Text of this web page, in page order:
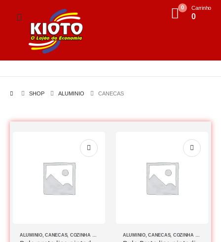
0 Carrinho
0
SHOP ALUMINIO CANECAS
ALUMINIO,CANECAS, COZINHA DIVERSOS ALUMINIO,CANECAS, COZINHA DIVERSOS